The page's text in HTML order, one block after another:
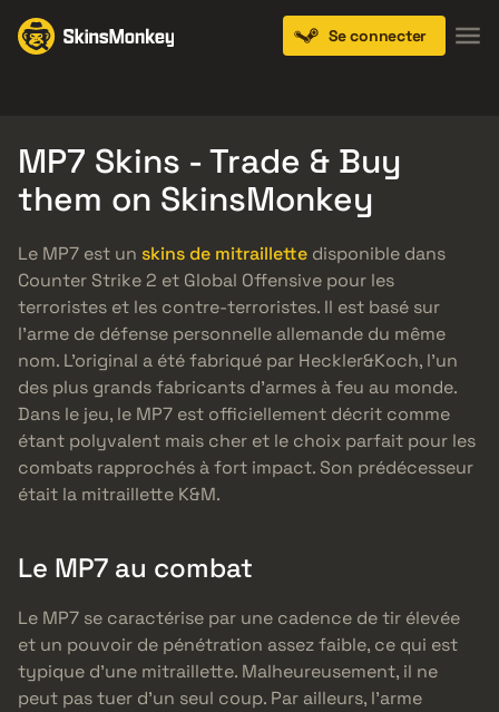
Se connecter
MP7 Skins - Trade & Buy
them on SkinsMonkey
Le MP7 est un skins de mitraillette disponible dans
Counter Strike 2 et Global Offensive pour les
terroristes et les contre-terroristes. Il est basé sur
l’arme de défense personnelle allemande du même
nom. L’original a été fabriqué par Heckler&Koch, l’un
des plus grands fabricants d’armes à feu au monde.
Dans le jeu, le MP7 est officiellement décrit comme
étant polyvalent mais cher et le choix parfait pour les
combats rapprochés à fort impact. Son prédécesseur
était la mitraillette K&M.
Le MP7 au combat
Le MP7 se caractérise par une cadence de tir élevée
et un pouvoir de pénétration assez faible, ce qui est
typique d’une mitraillette. Malheureusement, il ne
peut pas tuer d’un seul coup. Par ailleurs, l’arme